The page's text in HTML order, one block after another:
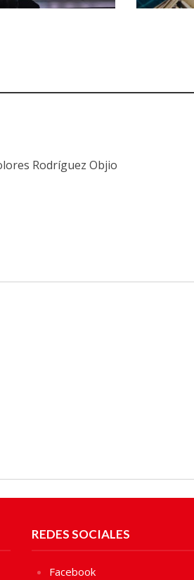
Rodríguez Objio
REDES SOCIALES
Facebook